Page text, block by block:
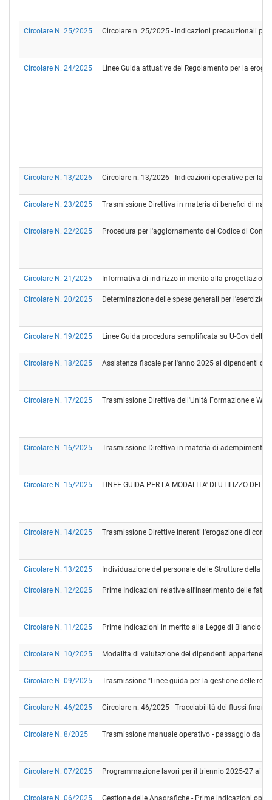
Circolare N. 25/2025 Circolare n. 25/2025 - indicazioni precauzionali
Circolare N. 24/2025 Linee Guida attuative del Regolamento per la
Circolare N. 13/2026 Circolare n. 13/2026 - Indicazioni operative per la
Circolare N. 23/2025 Trasmissione Direttiva in materia di benefici di
Circolare N. 22/2025 Procedura per l'aggiornamento del Codice di
Circolare N. 21/2025 Informativa di indirizzo in merito alla
Circolare N. 20/2025 Determinazione delle spese generali per l'esercizio
Circolare N. 19/2025 Linee Guida procedura semplificata su U-Gov delle
Circolare N. 18/2025 Assistenza fiscale per l'anno 2025 ai dipendenti
Circolare N. 17/2025 Trasmissione Direttiva dell'Unità Formazione e
Circolare N. 16/2025 Trasmissione Direttiva in materia di adempimenti
Circolare N. 15/2025 LINEE GUIDA PER LA MODALITA' DI UTILIZZO DEI
Circolare N. 14/2025 Trasmissione Direttive inerenti l'erogazione di
Circolare N. 13/2025 Individuazione del personale delle Strutture della
Circolare N. 12/2025 Prime Indicazioni relative all'inserimento delle
Circolare N. 11/2025 Prime Indicazioni in merito alla Legge di Bilancio
Circolare N. 10/2025 Modalita di valutazione dei dipendenti
Circolare N. 09/2025 Trasmissione "Linee guida per la gestione delle
Circolare N. 46/2025 Circolare n. 46/2025 - Tracciabilità dei flussi
Circolare N. 8/2025 Trasmissione manuale operativo - passaggio da
Circolare N. 07/2025 Programmazione lavori per il triennio 2025-27 ai